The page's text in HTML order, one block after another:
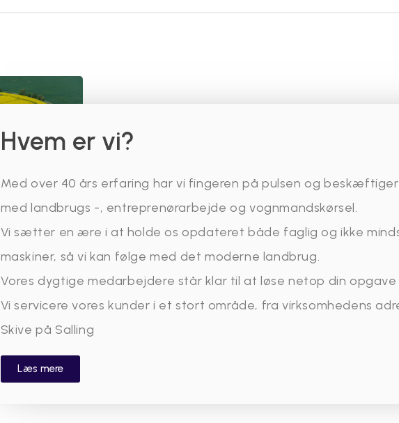
Hvem er vi?
Med over 40 års erfaring har vi fingeren på pulsen og
med landbrugs -, entreprenørarbejde og vognmandskørsel.
Vi sætter en ære i at holde os opdateret både faglig og ikke
maskiner, så vi kan følge med det moderne landbrug.
Vores dygtige medarbejdere står klar til at løse netop din opgave
Vi servicere vores kunder i et stort område, fra virksomhedens
Skive på Salling
Læs mere